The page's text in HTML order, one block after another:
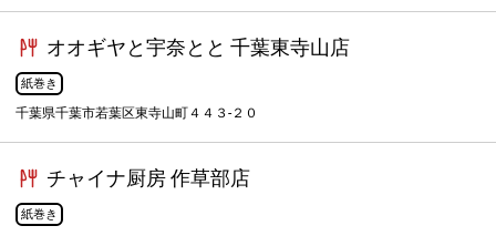
オオギヤと宇奈とと 千葉東寺山店
紙巻き
千葉県千葉市若葉区東寺山町４４３-２０
チャイナ厨房 作草部店
紙巻き